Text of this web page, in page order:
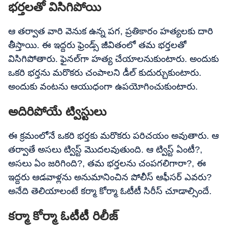
భర్తలతో విసిగిపోయి
ఆ తర్వాత వారి వెనుక ఉన్న పగ, ప్రతికారం హత్యలకు దారి
తీస్తాయి. ఈ ఇద్దరు ఫ్రెండ్స్ జీవితంలో తమ భర్తలతో
విసిగిపోతారు. ఫైనల్‌గా హత్య చేయాలనుకుంటారు. అందుకు
ఒకరి భర్తను మరొకరు చంపాలని డీల్ కుదుర్చుకుంటారు.
అందుకు వంటను ఆయుధంగా ఉపయోగించుకుంటారు.
అదిరిపోయే ట్విస్టులు
ఈ క్రమంలోనే ఒకరి భర్తకు మరొకరు పరిచయం అవుతారు. ఆ
తర్వాతే అసలు ట్విస్ట్ మొదలవుతుంది. ఆ ట్విస్ట్ ఏంటీ?,
అసలు ఏం జరిగింది?, తమ భర్తలను చంపగలిగారా?, ఈ
ఇద్దరు ఆడవాళ్లను అనుమానించిన పోలీస్ ఆఫీసర్ ఎవరు?
అనేది తెలియాలంటే కర్మా కోర్మా ఓటీటీ సిరీస్ చూడాల్సిందే.
కర్మా కోర్మా ఓటీటీ రిలీజ్